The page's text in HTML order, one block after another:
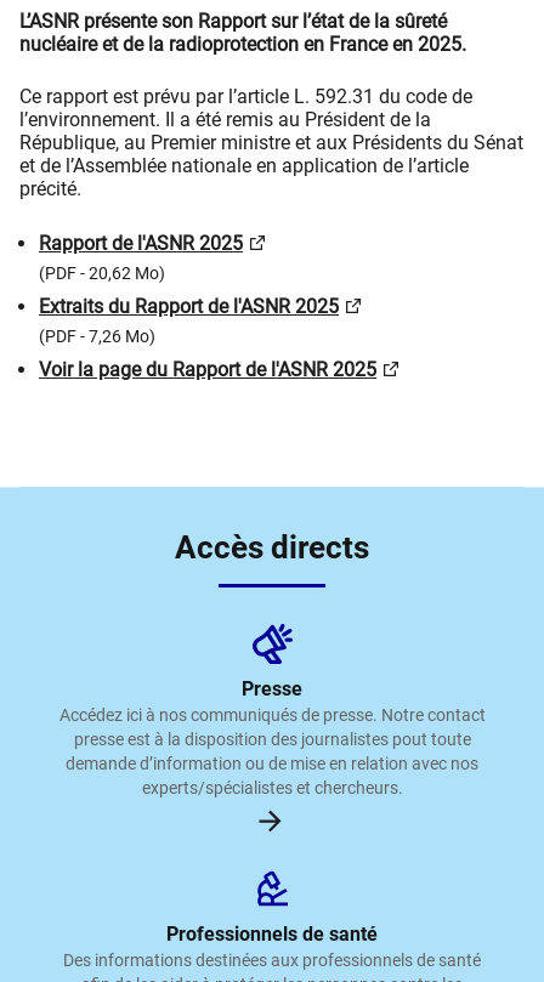
L’ASNR présente son Rapport sur l’état de la sûreté
nucléaire et de la radioprotection en France en 2025.
Ce rapport est prévu par l’article L. 592.31 du code de
l’environnement. Il a été remis au Président de la
République, au Premier ministre et aux Présidents du Sénat
et de l’Assemblée nationale en application de l’article
précité.
Rapport de l'ASNR 2025
(PDF - 20,62 Mo)
Extraits du Rapport de l'ASNR 2025
(PDF - 7,26 Mo)
Voir la page du Rapport de l'ASNR 2025
Accès directs
Presse
Accédez ici à nos communiqués de presse. Notre contact
presse est à la disposition des journalistes pout toute
demande d’information ou de mise en relation avec nos
experts/spécialistes et chercheurs.
Professionnels de santé
Des informations destinées aux professionnels de santé